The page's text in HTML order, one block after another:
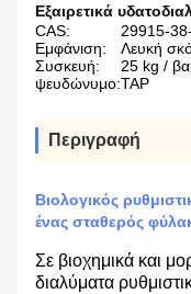
Εξαιρετικά
CAS:
29915-
Εμφάνιση:
Λευκή
Συσκευή:
25 kg /
ψευδώνυμο:TAP
Περιγραφή
Βιολογικός
ένας σταθερός
Σε βιοχημικά και
διαλύματα